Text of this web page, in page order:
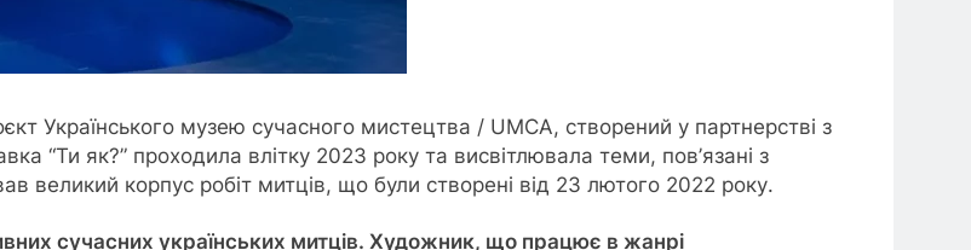
Українського музею сучасного мистецтва / UMCA, створений у партнерстві з
“Ти як?” проходила влітку 2023 року та висвітлювала теми, пов’язані з
великий корпус робіт митців, що були створені від 23 лютого 2022 року.
сучасних українських митців. Художник, що працює в жанрі